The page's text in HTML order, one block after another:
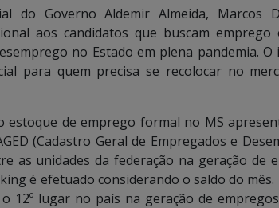
do Governo Aldemir Almeida, Marcos
aos candidatos que buscam
no Estado em plena pandemia.
para quem precisa se recolocar no
de emprego formal no MS
(Cadastro Geral de Empregados e
as unidades da federação na geração de
é efetuado considerando o saldo do
12º lugar no país na geração de